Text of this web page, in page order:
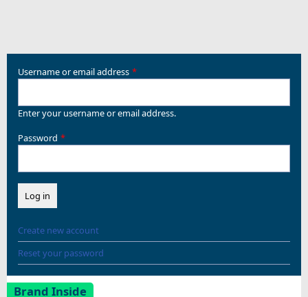
Username or email address
Enter your username or email address.
Password
Create new account
Reset your password
Brand Inside